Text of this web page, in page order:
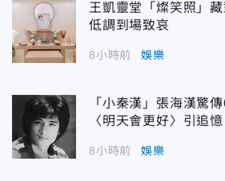
王凱靈堂「燦笑照」
低調到場致哀
8小時前 娛樂
「小秦漢」張海漢驚
〈明天會更好〉引追憶
8小時前 娛樂